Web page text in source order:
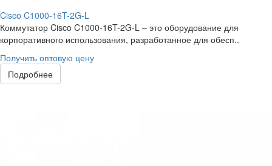
Cisco C1000-16T-2G-L
Коммутатор Cisco C1000-16T-2G-L – это оборудование для
корпоративного использования, разработанное для обесп..
Получить оптовую цену
Подробнее